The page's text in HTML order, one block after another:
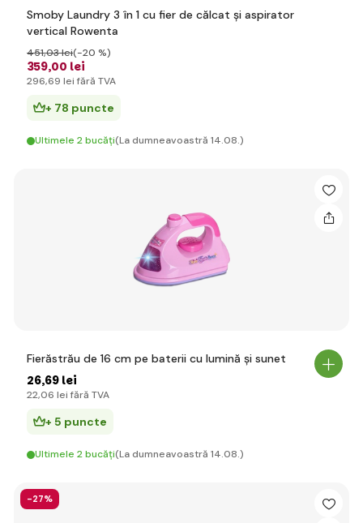
Smoby Laundry 3 în 1 cu fier de călcat și aspirator
vertical Rowenta
359,00 lei
451,03 lei(-20 %)
296,69 lei fără TVA
+ 78 puncte
Ultimele 2 bucăți(La dumneavoastră 14.08.)
Fierăstrău de 16 cm pe baterii cu lumină și sunet
26,69 lei
22,06 lei fără TVA
+ 5 puncte
Ultimele 2 bucăți(La dumneavoastră 14.08.)
-27%